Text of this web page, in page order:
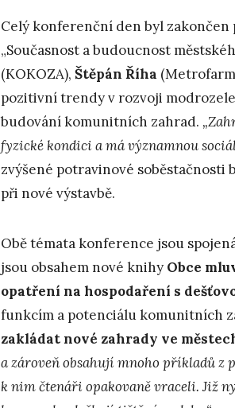
Celý konferenční den byl
„Současnost a budoucnost
(KOKOZA), Štěpán Říha
pozitivní trendy v rozvoji
budování komunitních zahrad.
fyzické kondici a má významnou
zvýšené potravinové soběstačnosti
při nové výstavbě.
Obě témata konference jsou
jsou obsahem nové knihy Obce
opatření na hospodaření s
funkcím a potenciálu komunitních
zakládat nové zahrady ve
a zároveň obsahují mnoho příkladů z
k nim čtenáři opakovaně vraceli. Již